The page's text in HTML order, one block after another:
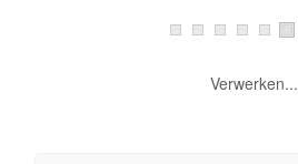
Verwerken...